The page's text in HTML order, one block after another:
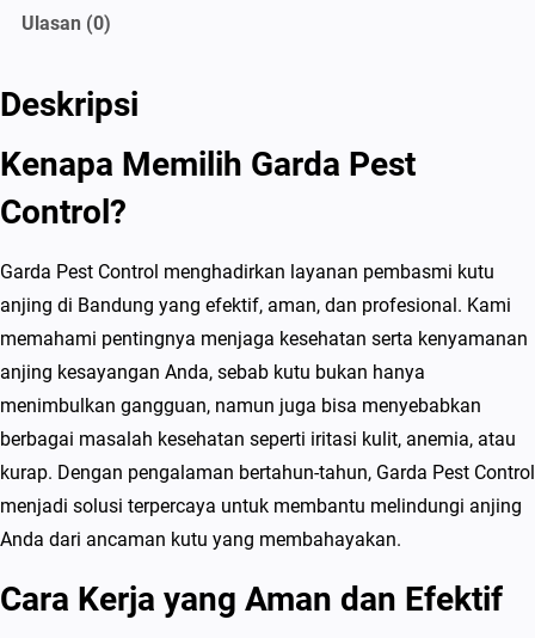
Ulasan (0)
Deskripsi
Kenapa Memilih Garda Pest
Control?
Garda Pest Control menghadirkan layanan pembasmi kutu
anjing di Bandung yang efektif, aman, dan profesional. Kami
memahami pentingnya menjaga kesehatan serta kenyamanan
anjing kesayangan Anda, sebab kutu bukan hanya
menimbulkan gangguan, namun juga bisa menyebabkan
berbagai masalah kesehatan seperti iritasi kulit, anemia, atau
kurap. Dengan pengalaman bertahun-tahun, Garda Pest Control
menjadi solusi terpercaya untuk membantu melindungi anjing
Anda dari ancaman kutu yang membahayakan.
Cara Kerja yang Aman dan Efektif